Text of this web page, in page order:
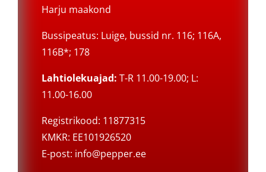
Harju maakond
Bussipeatus: Luige, bussid nr. 116; 116A,
116B*; 178
Lahtiolekuajad: T-R 11.00-19.00; L:
11.00-16.00
Registrikood: 11877315
KMKR: EE101926520
E-post: info@pepper.ee